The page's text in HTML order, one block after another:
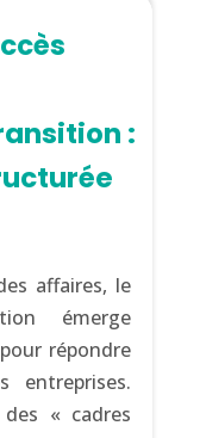
:
affaires, le
émerge
répondre
entreprises.
« cadres